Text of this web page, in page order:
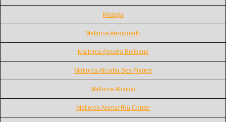
Malaga
Mallorca Aeropuerto
Mallorca Alcudia Bellevue
Mallorca Alcudia Ses Fotges
Mallorca Alcudia
Mallorca Arenal Riu Center